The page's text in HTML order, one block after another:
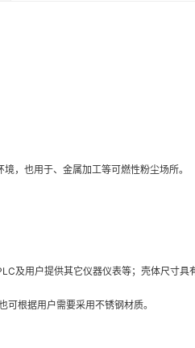
也用于、金属加工等可燃性粉尘场所。
用户提供其它仪器仪表等；壳体尺寸具
根据用户需要采用不锈钢材质。